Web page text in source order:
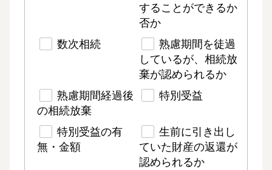
することができるか
否か
数次相続
熟慮期間を徒過
しているが、相続放
棄が認められるか
熟慮期間経過後
の相続放棄
特別受益
特別受益の有
無・金額
生前に引き出し
ていた財産の返還が
認められるか